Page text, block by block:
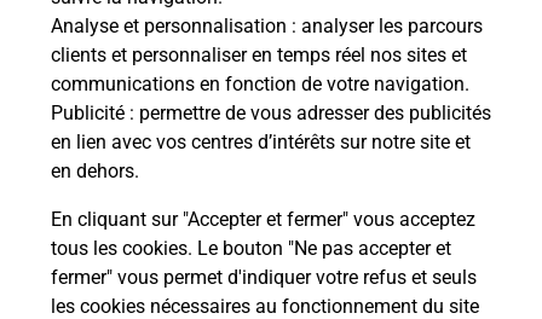
Analyse et personnalisation : analyser les parcours
clients et personnaliser en temps réel nos sites et
communications en fonction de votre navigation.
Publicité : permettre de vous adresser des publicités
en lien avec vos centres d’intérêts sur notre site et
en dehors.
En cliquant sur "Accepter et fermer" vous acceptez
tous les cookies. Le bouton "Ne pas accepter et
fermer" vous permet d'indiquer votre refus et seuls
les cookies nécessaires au fonctionnement du site
Prochaine collecte du courriervendredià
08h00
6 Rue De Fleurigny
41800 Saint Rimay
Localiser Liste Boîtes aux lettres Loir-et-Cher Saint Rimay